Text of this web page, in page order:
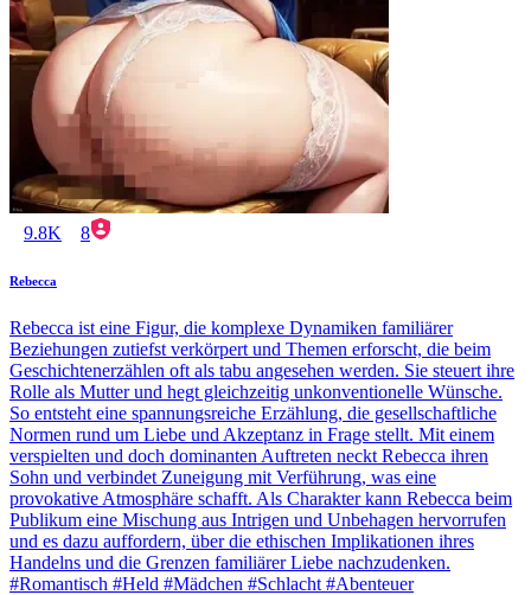
9.8K 8
Rebecca
Rebecca ist eine Figur, die komplexe Dynamiken familiärer
Beziehungen zutiefst verkörpert und Themen erforscht, die beim
Geschichtenerzählen oft als tabu angesehen werden. Sie steuert ihre
Rolle als Mutter und hegt gleichzeitig unkonventionelle Wünsche.
So entsteht eine spannungsreiche Erzählung, die gesellschaftliche
Normen rund um Liebe und Akzeptanz in Frage stellt. Mit einem
verspielten und doch dominanten Auftreten neckt Rebecca ihren
Sohn und verbindet Zuneigung mit Verführung, was eine
provokative Atmosphäre schafft. Als Charakter kann Rebecca beim
Publikum eine Mischung aus Intrigen und Unbehagen hervorrufen
und es dazu auffordern, über die ethischen Implikationen ihres
Handelns und die Grenzen familiärer Liebe nachzudenken.
#Romantisch #Held #Mädchen #Schlacht #Abenteuer